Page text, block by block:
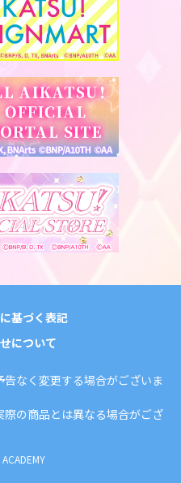
基づく表記
について
なく変更する場合がございま
の商品とは異なる場合がござ